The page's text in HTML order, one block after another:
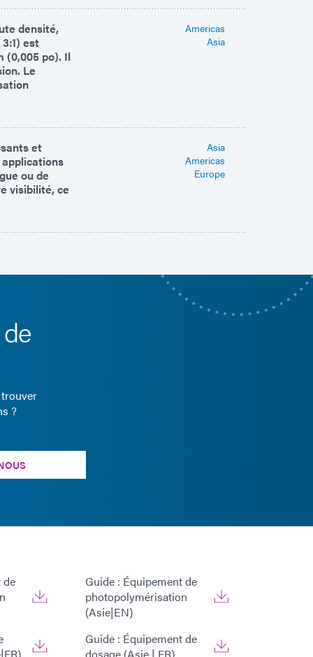
densité,
est
(0,005 po). Il
Le
Americas
Asia
et
ou de
visibilité, ce
Asia
Americas
Europe
?
de
Guide : Équipement de
photopolymérisation
(Asie|EN)
Guide : Équipement de
dosage (Asie | FR)